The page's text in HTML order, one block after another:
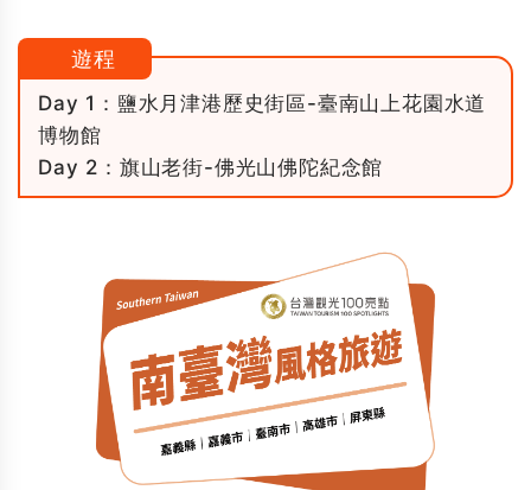
遊程
Day 1：鹽水月津港歷史街區-臺南山上花園水道
博物館
Day 2：旗山老街-佛光山佛陀紀念館